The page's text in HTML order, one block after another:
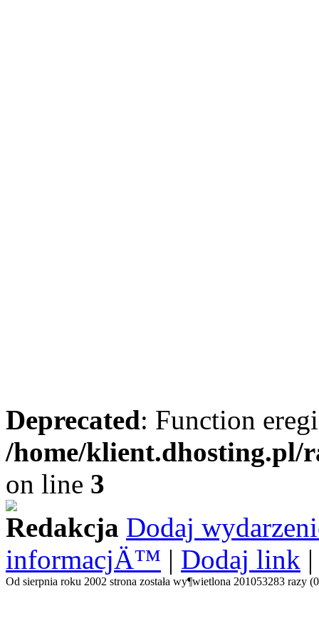
Deprecated: Function
/home/
on line 3
Redakcja Dodaj
informacjÄ™ | Dodaj link
Od sierpnia roku 2002 strona została wy¶wietlona 201053283 razy